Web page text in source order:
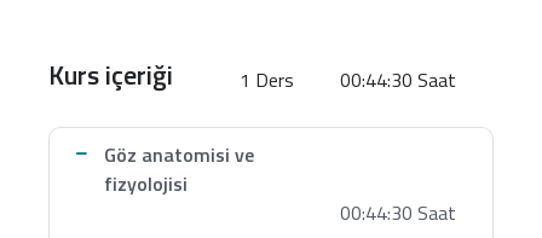
Kurs içeriği 1 Ders 00:44:30 Saat
Göz anatomisi ve
fizyolojisi
00:44:30 Saat